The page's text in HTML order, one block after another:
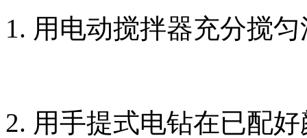
1. 用电动搅拌器充分搅
2. 用手提式电钻在已配